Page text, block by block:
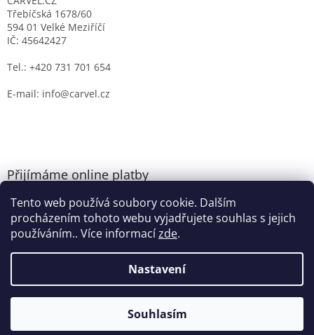
Tento web používá soubory cookie. Dalším
procházením tohoto webu vyjadřujete souhlas s jejich
používáním.. Více informacízde.
Nastavení
Souhlasím
Třebíčská 1678/60
594 01 Velké Meziříčí
IČ: 45642427
Tel.: +420 731 701 654
E-mail: info@carvel.cz
Přijímáme online platby
Vytvořil Shoptet
CARVEL.CZ. Všechna práva vyhrazena.